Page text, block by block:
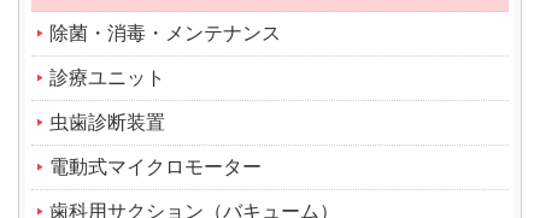
除菌・消毒・メンテナンス
診療ユニット
虫歯診断装置
電動式マイクロモーター
歯科用サクション（バキューム）